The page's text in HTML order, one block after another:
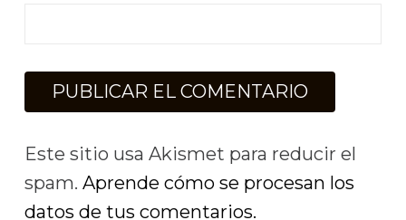
Este sitio usa Akismet para reducir el
spam. Aprende cómo se procesan los
datos de tus comentarios.